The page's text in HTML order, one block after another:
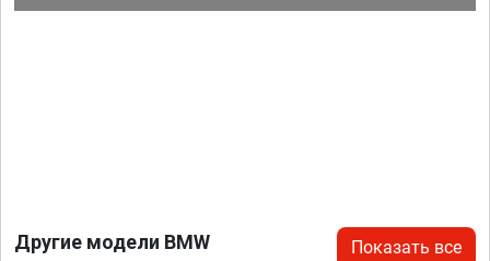
Другие модели BMW Показать все